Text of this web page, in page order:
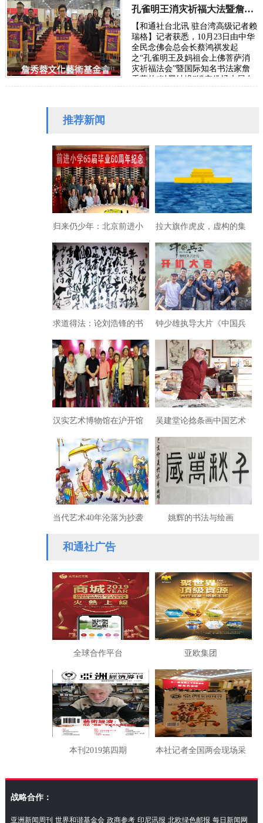
华儿女…
孔雀明王消灾祈福大法暨詹秀蓉镂空佛经展台北隆重举行
【和通社台北讯 驻台湾高级记者赖
瑞格】记者获悉，10月23日由中华
全民念佛会总会长蔡鸿祺发起
之“孔雀明王及妈祖会上佛菩萨消
灾祈福法会”暨国际知名书法家詹
秀蓉的“以墨结缘”镂空佛经大展在
推荐新闻
归来仍少年：北京前进小
学“六-五”届60周年纪念
拉大旗作虎皮，虚构的集
体梦魇——张晓刚
求道得法：论刘浩锋的书
法艺术
钟少雄执导大片《中国兵
王》开机大吉
汉实艺术博物馆在沪开馆 吴建堂论捻条画中国艺术
当代艺术40年沦落为抄袭
史！（张傲）
姚辉的书法与绘画
和通社广告
全球合作平台 亚欧集团
本刊2019第四期 本社记者全国两会现场采
访湖南代表团
战略合作：
亚洲新闻周刊 世界和谐基金会 政商参考 印尼讯报 北欧绿色邮报 每日新闻网